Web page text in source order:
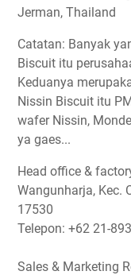
Jerman, Thailand
Catatan: Banyak
Biscuit itu
Keduanya
Nissin Biscuit itu
wafer Nissin,
ya gaes...
Head office &
Wangunharja, Kec.
17530
Telepon: +62 21-
Sales & Marketing